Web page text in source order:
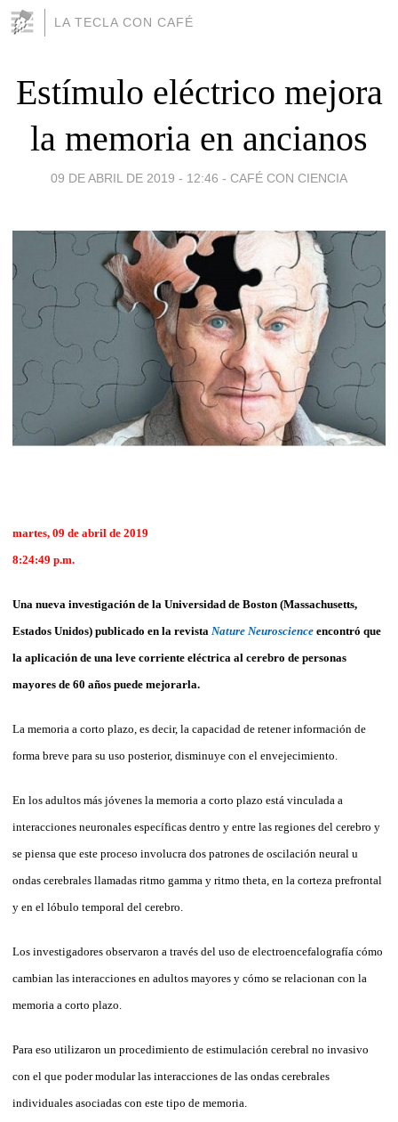
LA TECLA CON CAFÉ
Estímulo eléctrico mejora
la memoria en ancianos
09 DE ABRIL DE 2019 - 12:46 - CAFÉ CON CIENCIA
martes, 09 de abril de 2019
8:24:49 p.m.
Una nueva investigación de la Universidad de Boston (Massachusetts,
Estados Unidos) publicado en la revista Nature Neuroscience encontró que
la aplicación de una leve corriente eléctrica al cerebro de personas
mayores de 60 años puede mejorarla.
La memoria a corto plazo, es decir, la capacidad de retener información de
forma breve para su uso posterior, disminuye con el envejecimiento.
En los adultos más jóvenes la memoria a corto plazo está vinculada a
interacciones neuronales específicas dentro y entre las regiones del cerebro y
se piensa que este proceso involucra dos patrones de oscilación neural u
ondas cerebrales llamadas ritmo gamma y ritmo theta, en la corteza prefrontal
y en el lóbulo temporal del cerebro.
Los investigadores observaron a través del uso de electroencefalografía cómo
cambian las interacciones en adultos mayores y cómo se relacionan con la
memoria a corto plazo.
Para eso utilizaron un procedimiento de estimulación cerebral no invasivo
con el que poder modular las interacciones de las ondas cerebrales
individuales asociadas con este tipo de memoria.